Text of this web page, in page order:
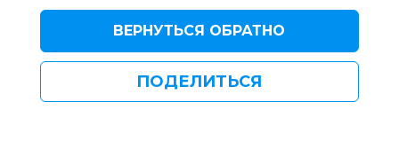
ВЕРНУТЬСЯ ОБРАТНО
ПОДЕЛИТЬСЯ